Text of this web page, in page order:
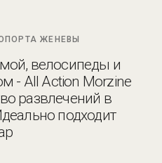
ЖЕНЕВЫ
велосипеды и
- All Action Morzine
развлечений в
подходит